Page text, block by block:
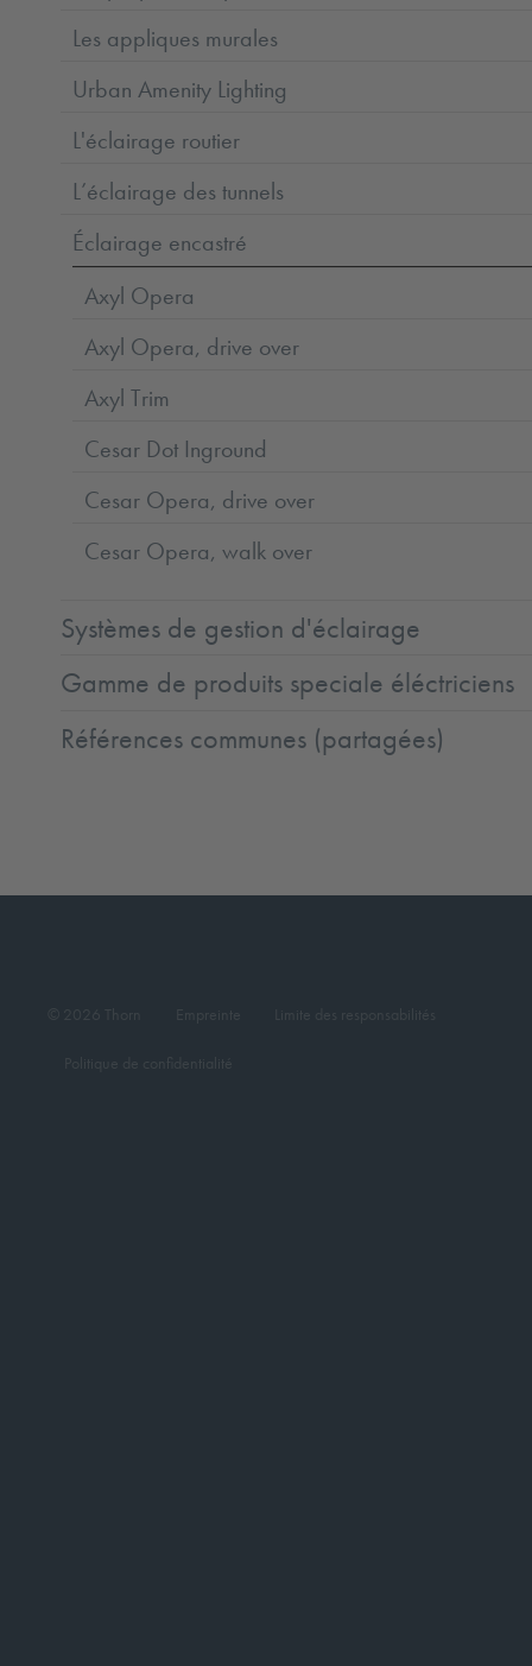
Les appliques murales
Urban Amenity Lighting
L'éclairage routier
L’éclairage des tunnels
Éclairage encastré
Axyl Opera
Axyl Opera, drive over
Axyl Trim
Cesar Dot Inground
Cesar Opera, drive over
Cesar Opera, walk over
Systèmes de gestion d'éclairage
Gamme de produits speciale éléctriciens
Références communes (partagées)